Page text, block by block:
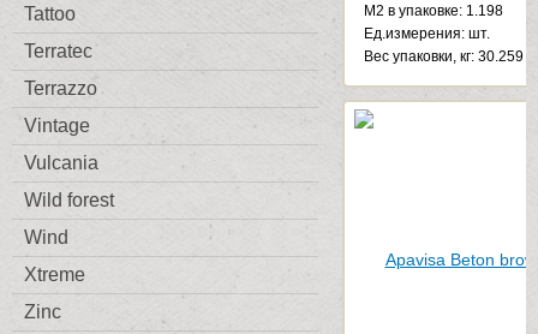
Tattoo
Terratec
Terrazzo
Vintage
Vulcania
Wild forest
Wind
Xtreme
Zinc
М2 в упаковке: 1.198
Ед.измерения: шт.
Веc упаковки, кг: 30.259